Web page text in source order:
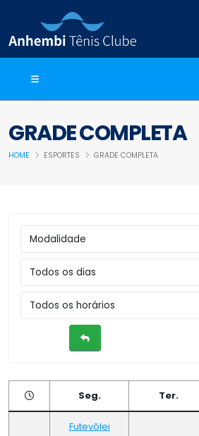
GRADE COMPLETA
HOME ESPORTES GRADE COMPLETA
Seg. Ter.
Futevôlei